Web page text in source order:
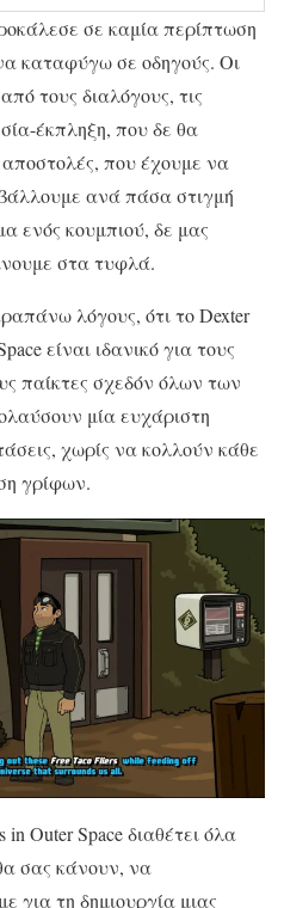
σε καμία περίπτωση
καταφύγω σε οδηγούς. Οι
τους διαλόγους, τις
έκπληξη, που δε θα
που έχουμε να
ανά πάσα στιγμή
ενός κουμπιού, δε μας
στα τυφλά.
λόγους, ότι το Dexter
είναι ιδανικό για τους
παίκτες σχεδόν όλων των
μία ευχάριστη
χωρίς να κολλούν κάθε
γρίφων.
in Outer Space διαθέτει όλα
σας κάνουν, να
για τη δημιουργία μιας